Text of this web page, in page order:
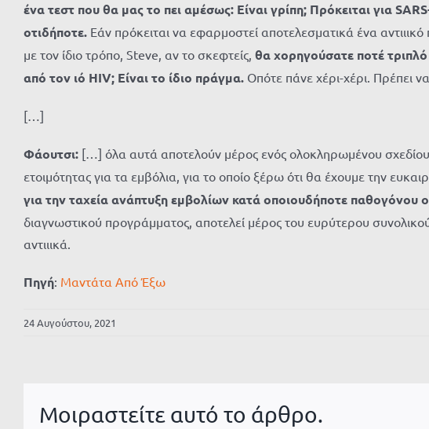
ένα τεστ που θα μας το πει αμέσως: Είναι γρίπη; Πρόκειται για
οτιδήποτε. Εάν πρόκειται να εφαρμοστεί αποτελεσματικά ένα
με τον ίδιο τρόπο, Steve, αν το σκεφτείς, θα χορηγούσατε ποτέ
από τον ιό HIV; Είναι το ίδιο πράγμα. Οπότε πάνε χέρι-χέρι. Πρέπει
[…]
Φάουτσι: […] όλα αυτά αποτελούν μέρος ενός ολοκληρωμένου σχεδίου
ετοιμότητας για τα εμβόλια, για το οποίο ξέρω ότι θα έχουμε την
για την ταχεία ανάπτυξη εμβολίων κατά οποιουδήποτε παθογόνου
διαγνωστικού προγράμματος, αποτελεί μέρος του ευρύτερου
αντιιικά.
Πηγή: Μαντάτα Από Έξω
24 Αυγούστου, 2021
Μοιραστείτε αυτό το άρθρο.